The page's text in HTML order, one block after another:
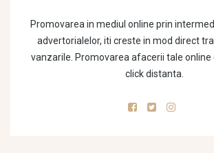
Promovarea in mediul online prin
advertorialelor, iti creste in mod direct
vanzarile. Promovarea afacerii tale online
click distanta.